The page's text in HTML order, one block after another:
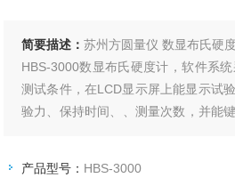
简要描述： 苏州方圆量仪 数显布氏硬
HBS-3000数显布氏硬度计，软件系
测试条件，在LCD显示屏上能显示试
验力、保持时间、、测量次数，并能
产品型号： HBS-3000